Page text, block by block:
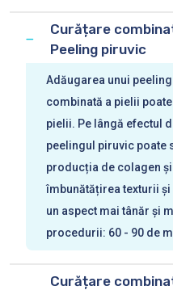
Curățare
Peeling piruvic
Adăugarea unui
combinată a pielii
pielii. Pe lângă efectul
peelingul piruvic poate
producția de colagen
îmbunătățirea texturii
un aspect mai tânăr și
procedurii: 60 - 90 de
Curățare